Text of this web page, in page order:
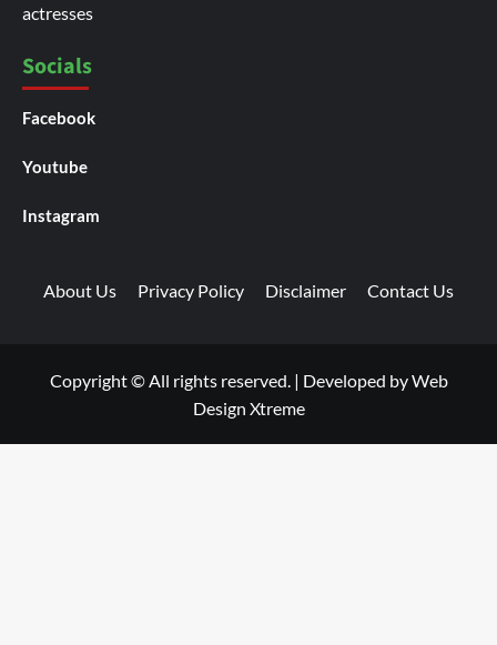
actresses
Socials
Facebook
Youtube
Instagram
About Us Privacy Policy Disclaimer Contact Us
Copyright © All rights reserved. | Developed byWeb
Design Xtreme